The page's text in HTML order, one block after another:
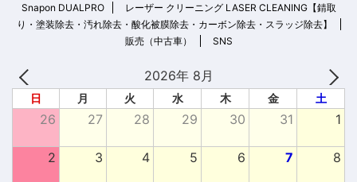
Snapon DUALPRO
レーザー クリーニング LASER CLEANING【錆取
り・塗装除去・汚れ除去・酸化被膜除去・カーボン除去・スラッジ除去】
販売（中古車）
SNS
2026年 8月
日 月 火 水 木 金 土
26 27 28 29 30 31 1
2 3 4 5 6 7 8